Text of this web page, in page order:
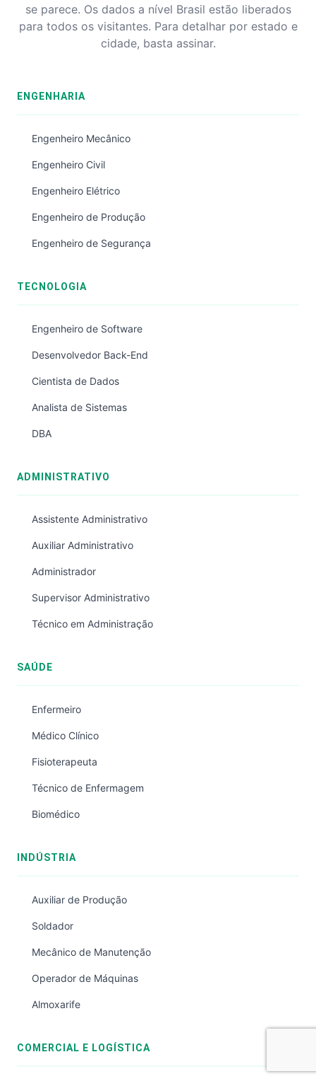
se parece. Os dados a nível Brasil estão liberados
para todos os visitantes. Para detalhar por estado e
cidade, basta assinar.
ENGENHARIA
Engenheiro Mecânico
Engenheiro Civil
Engenheiro Elétrico
Engenheiro de Produção
Engenheiro de Segurança
TECNOLOGIA
Engenheiro de Software
Desenvolvedor Back-End
Cientista de Dados
Analista de Sistemas
DBA
ADMINISTRATIVO
Assistente Administrativo
Auxiliar Administrativo
Administrador
Supervisor Administrativo
Técnico em Administração
SAÚDE
Enfermeiro
Médico Clínico
Fisioterapeuta
Técnico de Enfermagem
Biomédico
INDÚSTRIA
Auxiliar de Produção
Soldador
Mecânico de Manutenção
Operador de Máquinas
Almoxarife
COMERCIAL E LOGÍSTICA